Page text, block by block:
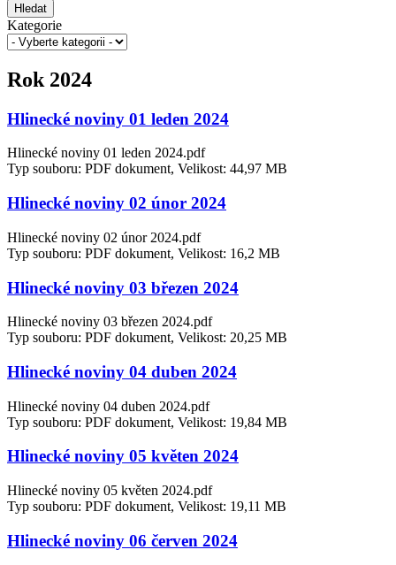
Hledat
Kategorie
Rok 2024
Hlinecké noviny 01 leden 2024
Hlinecké noviny 01 leden 2024.pdf
Typ souboru: PDF dokument, Velikost: 44,97 MB
Hlinecké noviny 02 únor 2024
Hlinecké noviny 02 únor 2024.pdf
Typ souboru: PDF dokument, Velikost: 16,2 MB
Hlinecké noviny 03 březen 2024
Hlinecké noviny 03 březen 2024.pdf
Typ souboru: PDF dokument, Velikost: 20,25 MB
Hlinecké noviny 04 duben 2024
Hlinecké noviny 04 duben 2024.pdf
Typ souboru: PDF dokument, Velikost: 19,84 MB
Hlinecké noviny 05 květen 2024
Hlinecké noviny 05 květen 2024.pdf
Typ souboru: PDF dokument, Velikost: 19,11 MB
Hlinecké noviny 06 červen 2024